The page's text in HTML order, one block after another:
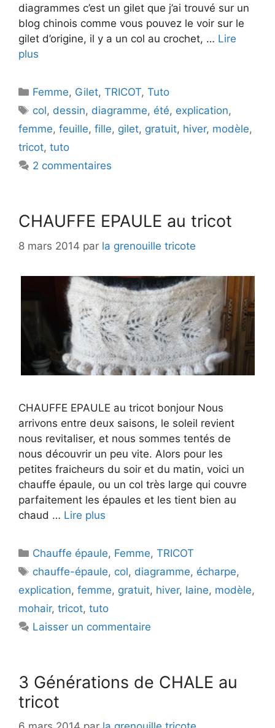
diagrammes c’est un gilet que j’ai trouvé sur un
blog chinois comme vous pouvez le voir sur le
gilet d’origine, il y a un col au crochet, … Lire
plus
Catégories
Femme, Gilet,TRICOT,Tuto
Étiquettes
col, dessin, diagramme, été, explication,
femme, feuille, fille, gilet, gratuit, hiver, modèle,
tricot, tuto
2 commentaires
CHAUFFE EPAULE au tricot
8 mars 2014 par la grenouille tricote
CHAUFFE EPAULE au tricot bonjour Nous
arrivons entre deux saisons, le soleil revient
nous revitaliser, et nous sommes tentés de
nous découvrir un peu vite. Alors pour les
petites fraicheurs du soir et du matin, voici un
chauffe épaule, ou un col très large qui couvre
parfaitement les épaules et les tient bien au
chaud … Lire plus
Catégories
Chauffe épaule, Femme,TRICOT
Étiquettes
chauffe-épaule, col, diagramme, écharpe,
explication, femme, gratuit, hiver, laine, modèle,
mohair, tricot, tuto
Laisser un commentaire
3 Générations de CHALE au
tricot